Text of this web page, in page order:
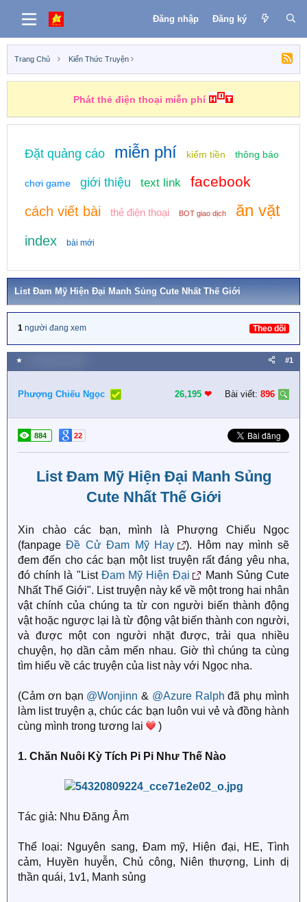
Đăng nhập Đăng ký
Trang Chủ Kiến Thức Truyện
Phát thẻ điện thoại miễn phí
Đặt quảng cáo miễn phí kiếm tiền thông báo
chơi game giới thiệu text link facebook
cách viết bài thẻ điện thoại BOT giao dịch ăn vặt
index bài mới
List Đam Mỹ Hiện Đại Manh Sủng Cute Nhất Thế Giới
1 người đang xem Theo dõi
★ #1
Phượng Chiếu Ngọc 26,195 ❤︎ Bài viết: 896
884 22
List Đam Mỹ Hiện Đại Manh Sủng
Cute Nhất Thế Giới
Xin chào các bạn, mình là Phượng Chiếu Ngọc
(fanpageĐề Cử Đam Mỹ Hay
). Hôm nay mình sẽ
đem đến cho các bạn một list truyện rất đáng yêu nha,
đó chính là "List Đam Mỹ Hiện Đại
Manh Sủng Cute
Nhất Thế Giới". List truyện này kể về một trong hai nhân
vật chính của chúng ta từ con người biến thành động
vật hoặc ngược lại là từ động vật biến thành con người,
và được một con người nhặt được, trải qua nhiều
chuyện, họ dần cảm mến nhau. Giờ thì chúng ta cùng
tìm hiểu về các truyện của list này với Ngọc nha.
(Cảm ơn bạn @Wonjinn & @Azure Ralph đã phụ mình
làm list truyện ạ, chúc các bạn luôn vui vẻ và đồng hành
cùng mình trong tương lai
)
1. Chăn Nuôi Kỳ Tích Pi Pi Như Thế Nào
Tác giả: Nhu Đăng Âm
Thể loại: Nguyên sang, Đam mỹ, Hiện đại, HE, Tình
cảm, Huyền huyễn, Chủ công, Niên thượng, Linh dị
thần quái, 1v1, Manh sủng